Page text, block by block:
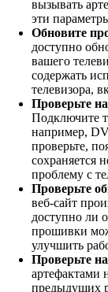
вызывать
эти
Обновите
доступно
вашего
содержать
телевизора,
Проверьте
Подключите
например,
проверьте,
сохраняется
проблему с
Проверьте
веб-сайт
доступно ли
прошивки
улучшить
Проверьте
артефактами
предыдущих